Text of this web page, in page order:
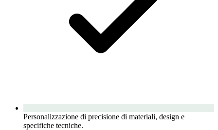
Personalizzazione di precisione di materiali, design e
specifiche tecniche.